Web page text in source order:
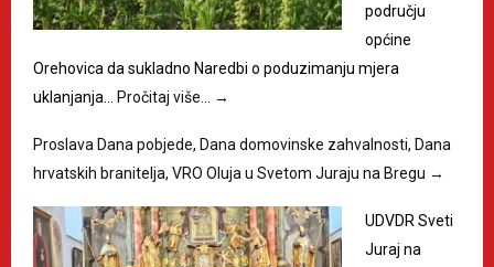
području
općine
Orehovica da sukladno Naredbi o poduzimanju mjera
uklanjanja…
Pročitaj više… →
Proslava Dana pobjede, Dana domovinske zahvalnosti, Dana
hrvatskih branitelja, VRO Oluja u Svetom Juraju na Bregu →
UDVDR Sveti
Juraj na